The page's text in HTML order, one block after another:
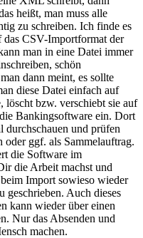
heißt, man muss alle
zu schreiben. Ich finde es
das CSV-Importformat der
man in eine Datei immer
schön
dann meint, es sollte
diese Datei einfach auf
löscht bzw. verschiebt sie auf
Bankingsoftware ein. Dort
durchschauen und prüfen
oder ggf. als Sammelauftrag.
die Software im
die Arbeit machst und
Import sowieso wieder
geschrieben. Auch dieses
kann wieder über einen
Nur das Absenden und
machen.